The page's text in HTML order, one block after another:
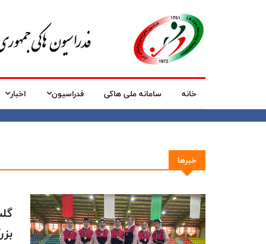
خانه سامانه ملی هاکی فدراسیون اخبار
خبرها